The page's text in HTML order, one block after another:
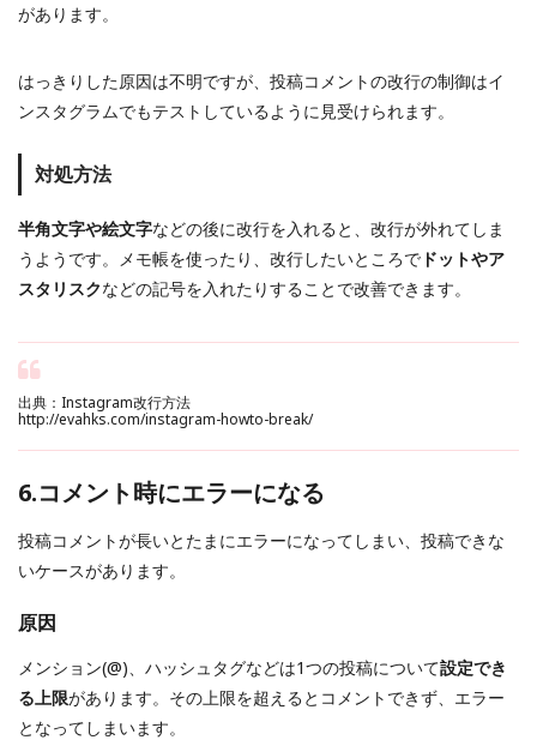
があります。
はっきりした原因は不明ですが、投稿コメントの改行の制御はイ
ンスタグラムでもテストしているように見受けられます。
対処方法
半角文字や絵文字などの後に改行を入れると、改行が外れてしま
うようです。メモ帳を使ったり、改行したいところで ドットやア
スタリスクなどの記号を入れたりすることで改善できます。
出典：Instagram改行方法
http://evahks.com/instagram-howto-break/
6.コメント時にエラーになる
投稿コメントが長いとたまにエラーになってしまい、投稿できな
いケースがあります。
原因
メンション(@)、ハッシュタグなどは1つの投稿について設定でき
る上限があります。その上限を超えるとコメントできず、エラー
となってしまいます。